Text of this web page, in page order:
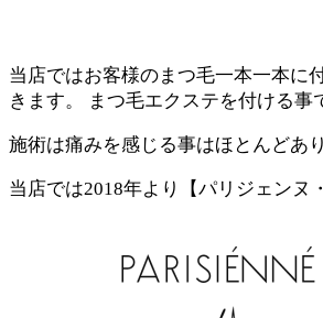
当店ではお客様のまつ⽑一本一本に
きます。 まつ毛エクステを付ける事
施術は痛みを感じる事はほとんどあ
当店では2018年より【パリジェンヌ